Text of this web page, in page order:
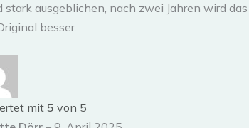
stark ausgeblichen, nach zwei Jahren wird
besser.
mit 5 von 5